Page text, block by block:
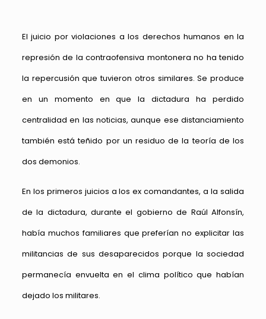
El juicio por violaciones a los derechos humanos en la
represión de la contraofensiva montonera no ha tenido
la repercusión que tuvieron otros similares. Se produce
en un momento en que la dictadura ha perdido
centralidad en las noticias, aunque ese distanciamiento
también está teñido por un residuo de la teoría de los
dos demonios.
En los primeros juicios a los ex comandantes, a la salida
de la dictadura, durante el gobierno de Raúl Alfonsín,
había muchos familiares que preferían no explicitar las
militancias de sus desaparecidos porque la sociedad
permanecía envuelta en el clima político que habían
dejado los militares.